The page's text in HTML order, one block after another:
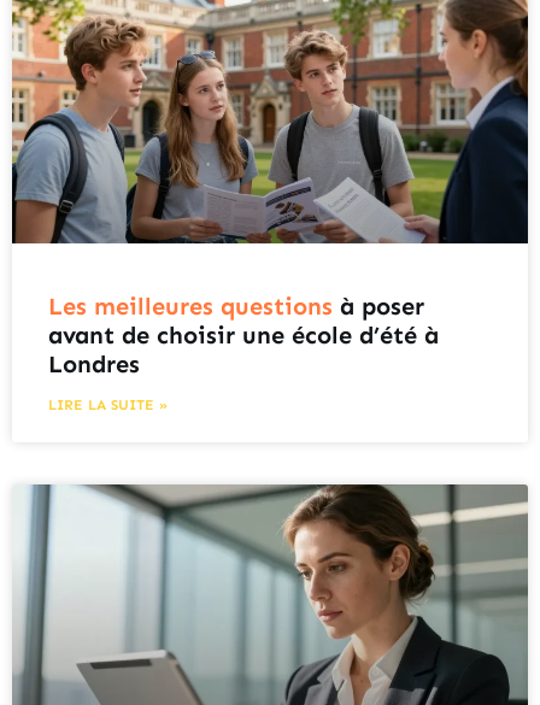
Les meilleures questions à poser
avant de choisir une école d’été à
Londres
LIRE LA SUITE »